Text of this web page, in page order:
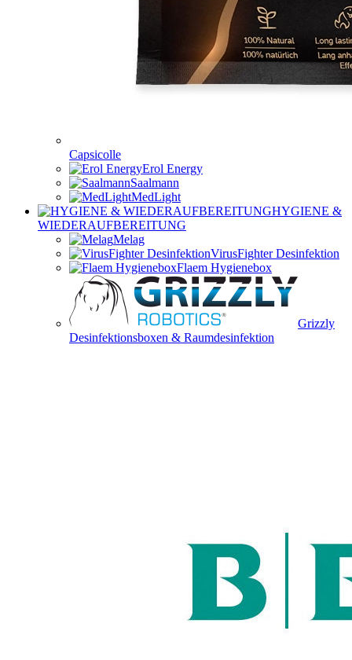
Capsicolle
Erol Energy
Saalmann
MedLight
HYGIENE &
WIEDERAUFBEREITUNG
Melag
VirusFighter Desinfektion
Flaem Hygienebox
Grizzly
Desinfektionsboxen & Raumdesinfektion